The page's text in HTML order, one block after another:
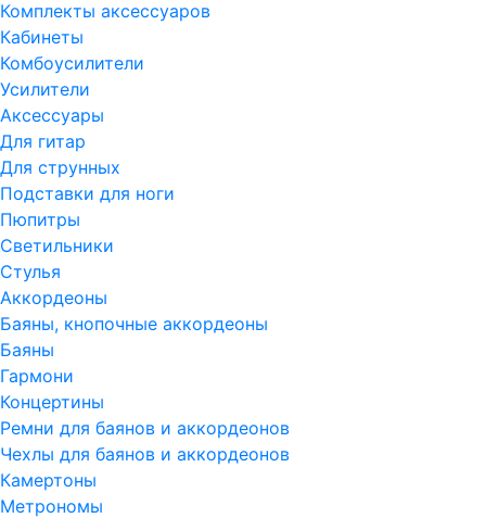
Комплекты аксессуаров
Кабинеты
Комбоусилители
Усилители
Аксессуары
Для гитар
Для струнных
Подставки для ноги
Пюпитры
Светильники
Стулья
Аккордеоны
Баяны, кнопочные аккордеоны
Баяны
Гармони
Концертины
Ремни для баянов и аккордеонов
Чехлы для баянов и аккордеонов
Камертоны
Метрономы